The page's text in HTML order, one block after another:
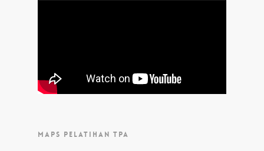
MAPS PELATIHAN TPA